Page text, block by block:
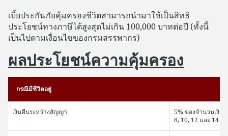
เบี้ยประกันภัยคุ้มครองชีวิตสามารถนำมาใช้เป็นสิทธิ
ประโยชน์ทางภาษีได้สูงสุดไม่เกิน 100,000 บาทต่อปี (ทั้งนี้
เป็นไปตามเงื่อนไขของกรมสรรพากร)
ผลประโยชน์ความคุ้มครอง
กรณีมีชีวิตอยู่
เงินคืนระหว่างสัญญา
5% ของจำนวนเงิน
8, 10, 12 และ 14